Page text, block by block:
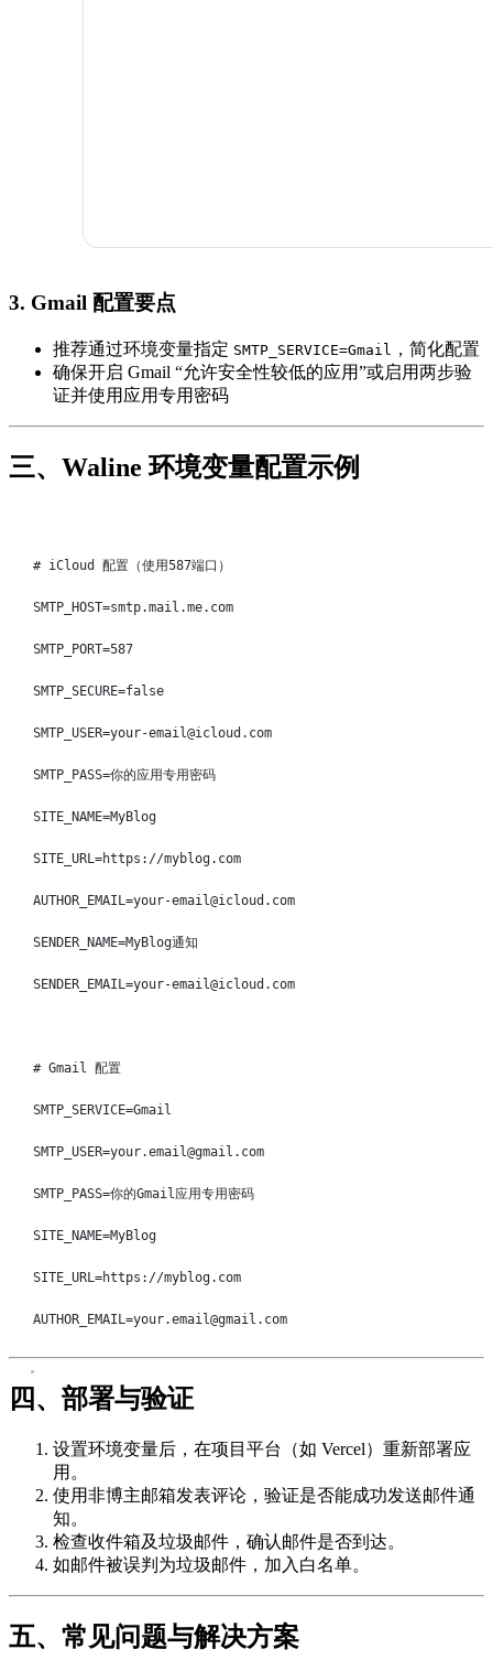
3. Gmail 配置要点
推荐通过环境变量指定 SMTP_SERVICE=Gmail
，简化配置
确保开启 Gmail “允许安全性较低的应用”或启用两步验
证并使用应用专用密码
三、Waline 环境变量配置示例
# iCloud 配置（使用587端口）
SMTP_HOST=smtp.mail.me.com
SMTP_PORT=587
SMTP_SECURE=false
SMTP_USER=your-email@icloud.com
SMTP_PASS=你的应用专用密码
SITE_NAME=MyBlog
SITE_URL=https://myblog.com
AUTHOR_EMAIL=your-email@icloud.com
SENDER_NAME=MyBlog通知
SENDER_EMAIL=your-email@icloud.com
# Gmail 配置
SMTP_SERVICE=Gmail
SMTP_USER=your.email@gmail.com
SMTP_PASS=你的Gmail应用专用密码
SITE_NAME=MyBlog
SITE_URL=https://myblog.com
AUTHOR_EMAIL=your.email@gmail.com
四、部署与验证
设置环境变量后，在项目平台（如 Vercel）重新部署应
用。
使用非博主邮箱发表评论，验证是否能成功发送邮件通
知。
检查收件箱及垃圾邮件，确认邮件是否到达。
如邮件被误判为垃圾邮件，加入白名单。
五、常见问题与解决方案